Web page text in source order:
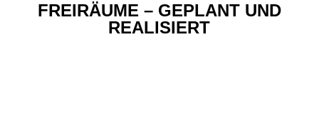
FREIRÄUME – GEPLANT UND
REALISIERT